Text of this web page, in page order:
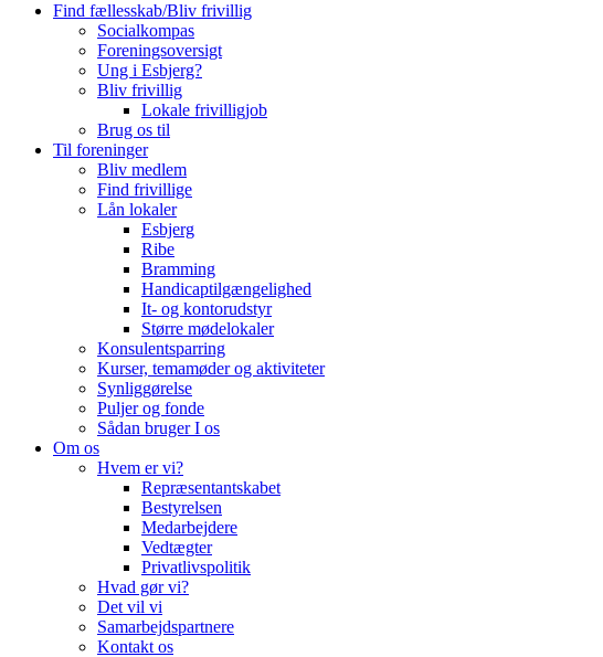
Find fællesskab/Bliv frivillig
Socialkompas
Foreningsoversigt
Ung i Esbjerg?
Bliv frivillig
Lokale frivilligjob
Brug os til
Til foreninger
Bliv medlem
Find frivillige
Lån lokaler
Esbjerg
Ribe
Bramming
Handicaptilgængelighed
It- og kontorudstyr
Større mødelokaler
Konsulentsparring
Kurser, temamøder og aktiviteter
Synliggørelse
Puljer og fonde
Sådan bruger I os
Om os
Hvem er vi?
Repræsentantskabet
Bestyrelsen
Medarbejdere
Vedtægter
Privatlivspolitik
Hvad gør vi?
Det vil vi
Samarbejdspartnere
Kontakt os